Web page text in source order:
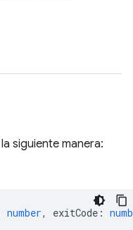
siguiente manera:
number, exitCode :